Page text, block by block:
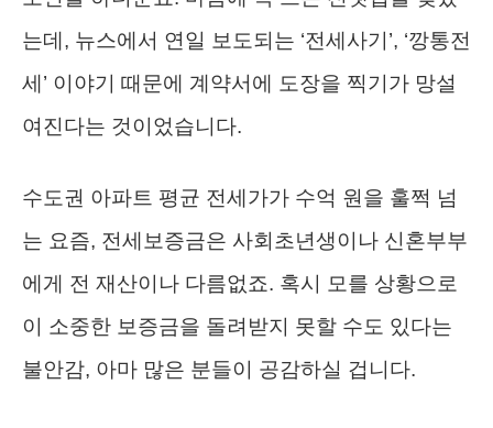
는데, 뉴스에서 연일 보도되는 ‘전세사기’, ‘깡통전
세’ 이야기 때문에 계약서에 도장을 찍기가 망설
여진다는 것이었습니다.
수도권 아파트 평균 전세가가 수억 원을 훌쩍 넘
는 요즘, 전세보증금은 사회초년생이나 신혼부부
에게 전 재산이나 다름없죠. 혹시 모를 상황으로
이 소중한 보증금을 돌려받지 못할 수도 있다는
불안감, 아마 많은 분들이 공감하실 겁니다.